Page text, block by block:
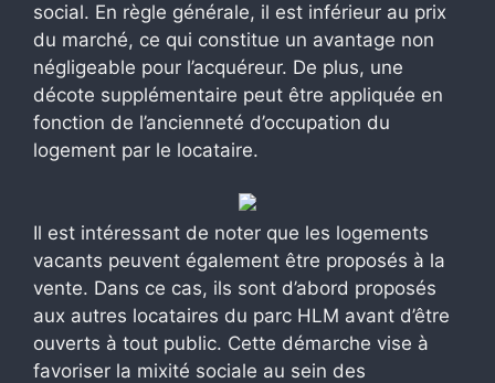
social. En règle générale, il est inférieur au prix
du marché, ce qui constitue un avantage non
négligeable pour l’acquéreur. De plus, une
décote supplémentaire peut être appliquée en
fonction de l’ancienneté d’occupation du
logement par le locataire.
Il est intéressant de noter que les logements
vacants peuvent également être proposés à la
vente. Dans ce cas, ils sont d’abord proposés
aux autres locataires du parc HLM avant d’être
ouverts à tout public. Cette démarche vise à
favoriser la mixité sociale au sein des